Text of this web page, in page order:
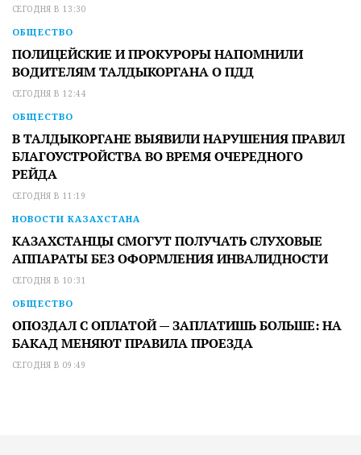
СЕГОДНЯ В 13:30
ОБЩЕСТВО
ПОЛИЦЕЙСКИЕ И ПРОКУРОРЫ НАПОМНИЛИ
ВОДИТЕЛЯМ ТАЛДЫКОРГАНА О ПДД
СЕГОДНЯ В 12:44
ОБЩЕСТВО
В ТАЛДЫКОРГАНЕ ВЫЯВИЛИ НАРУШЕНИЯ ПРАВИЛ
БЛАГОУСТРОЙСТВА ВО ВРЕМЯ ОЧЕРЕДНОГО
РЕЙДА
СЕГОДНЯ В 11:19
НОВОСТИ КАЗАХСТАНА
КАЗАХСТАНЦЫ СМОГУТ ПОЛУЧАТЬ СЛУХОВЫЕ
АППАРАТЫ БЕЗ ОФОРМЛЕНИЯ ИНВАЛИДНОСТИ
СЕГОДНЯ В 10:31
ОБЩЕСТВО
ОПОЗДАЛ С ОПЛАТОЙ — ЗАПЛАТИШЬ БОЛЬШЕ: НА
БАКАД МЕНЯЮТ ПРАВИЛА ПРОЕЗДА
СЕГОДНЯ В 09:49